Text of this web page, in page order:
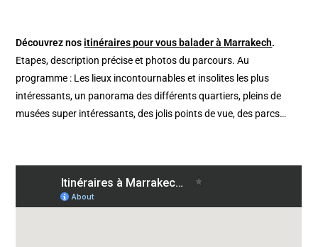
Découvrez nos itinéraires pour vous balader à Marrakech.
Etapes, description précise et photos du parcours. Au
programme : Les lieux incontournables et insolites les plus
intéressants, un panorama des différents quartiers, pleins de
musées super intéressants, des jolis points de vue, des parcs…